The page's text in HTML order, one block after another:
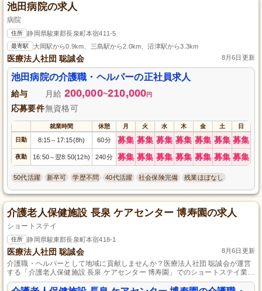
池田病院の求人
病院
住所 静岡県駿東郡長泉町本宿411-5
最寄駅 大岡駅から0.9km、三島駅から2.0km、沼津駅から3.3km
医療法人社団 聡誠会 8月6日更新
池田病院の介護職・ヘルパーの正社員求人
給与 月給 200,000~210,000円
応募要件無資格可
就業時間 休憩 月 火 水 木 金 土 日
日勤 8:15～ 17:15(8h) 60分 募集 募集 募集 募集 募集 募集 募集
夜勤 16:50～翌8:50(12h) 240分 募集 募集 募集 募集 募集 募集 募集
50代活躍 新卒可 学歴不問 40代活躍 社会保険完備 残業ほぼなし
介護老人保健施設 長泉 ケアセンター 博寿園の求人
ショートステイ
住所 静岡県駿東郡長泉町本宿418-1
医療法人社団 聡誠会 8月6日更新
介護職・ヘルパーとして地域に貢献しませんか？医療法人社団 聡誠会が運営
する「介護老人保健施設 長泉 ケアセンター 博寿園」でのショートステイ業務
です。資格や経験は問いません。パート・アルバイトの柔軟な勤務形態で、